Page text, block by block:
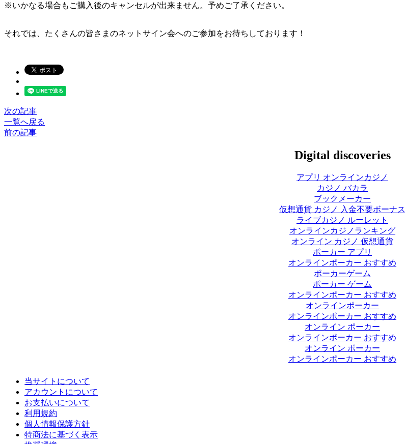
※いかなる場合もご購入後のキャンセルが出来ません。予めご了承ください。
それでは、たくさんの皆さまのネットサイン会へのご参加をお待ちしております！
次の記事
一覧へ戻る
前の記事
Digital discoveries
アプリ オンラインカジノ
カジノ バカラ
ブックメーカー
仮想通貨 カジノ 入金不要ボーナス
ライブカジノ ルーレット
オンラインカジノランキング
オンライン カジノ 仮想通貨
ポーカー アプリ
オンラインポーカー おすすめ
ポーカーゲーム
ポーカー ゲーム
オンラインポーカー おすすめ
オンラインポーカー
オンラインポーカー おすすめ
オンライン ポーカー
オンラインポーカー おすすめ
オンライン ポーカー
オンラインポーカー おすすめ
当サイトについて
アカウントについて
お支払いについて
利用規約
個人情報保護方針
特商法に基づく表示